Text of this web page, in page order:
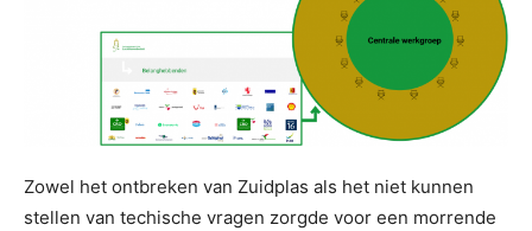
Zowel het ontbreken van Zuidplas als het niet kunnen
stellen van techische vragen zorgde voor een morrende